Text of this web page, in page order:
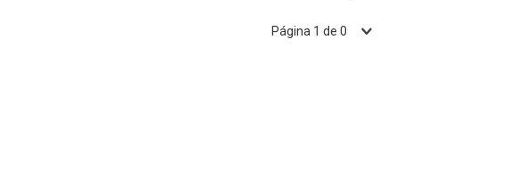
Página 1 de 0